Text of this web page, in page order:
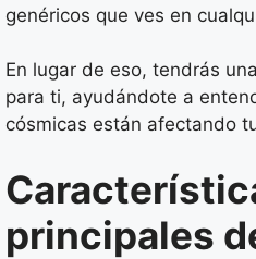
genéricos que ves en
En lugar de eso, tendrás
para ti, ayudándote a
cósmicas están afectando
principales